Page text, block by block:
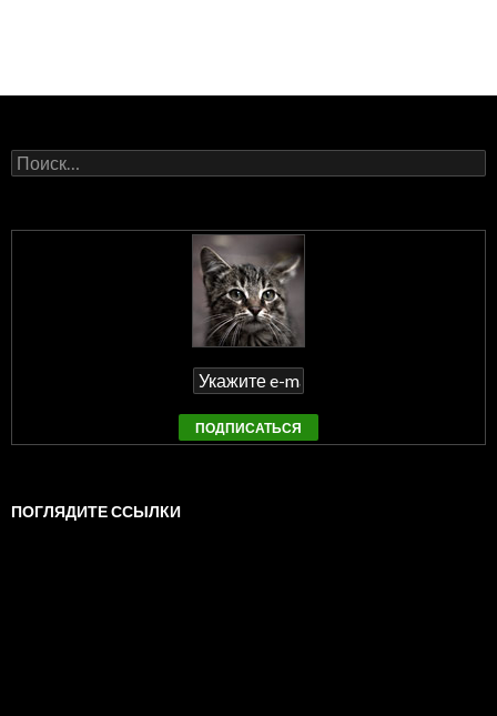
Найти:
ПОГЛЯДИТЕ ССЫЛКИ